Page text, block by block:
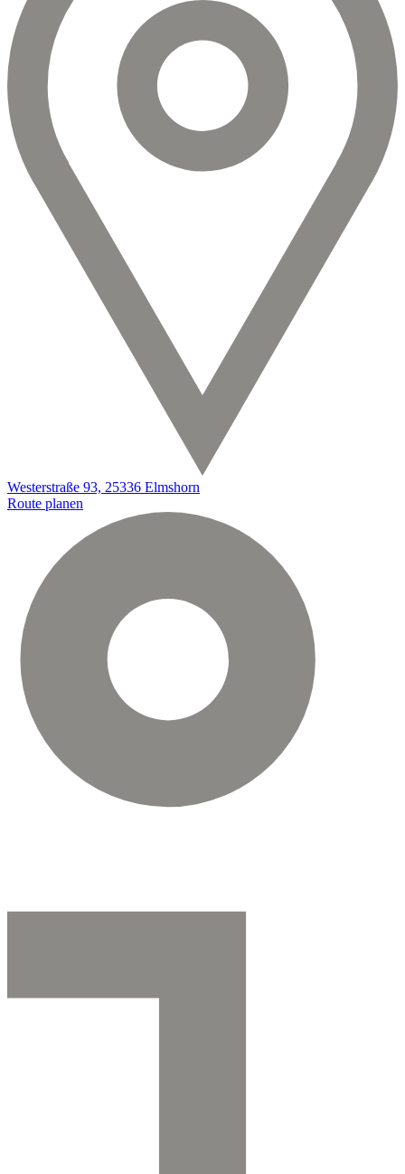
Westerstraße 93, 25336 Elmshorn
Route planen